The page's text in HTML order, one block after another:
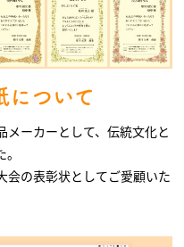
について
ーカーとして、伝統文化と
会の表彰状としてご愛顧いた